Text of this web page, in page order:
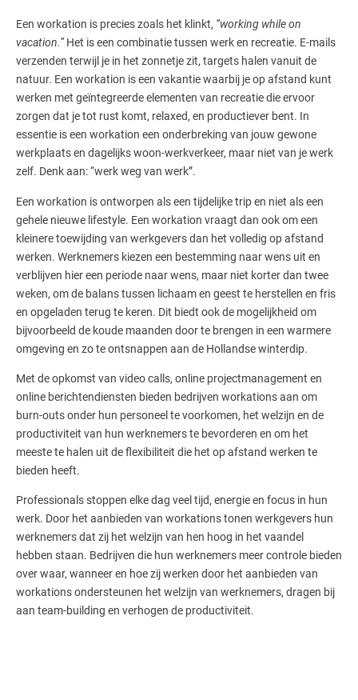
Een workation is precies zoals het klinkt, “working while on
vacation.”Het is een combinatie tussen werk en recreatie. E-mails
verzenden terwijl je in het zonnetje zit, targets halen vanuit de
natuur. Een workation is een vakantie waarbij je op afstand kunt
werken met geïntegreerde elementen van recreatie die ervoor
zorgen dat je tot rust komt, relaxed, en productiever bent. In
essentie is een workation een onderbreking van jouw gewone
werkplaats en dagelijks woon-werkverkeer, maar niet van je werk
zelf. Denk aan: “werk weg van werk”.
Een workation is ontworpen als een tijdelijke trip en niet als een
gehele nieuwe lifestyle. Een workation vraagt dan ook om een
kleinere toewijding van werkgevers dan het volledig op afstand
werken. Werknemers kiezen een bestemming naar wens uit en
verblijven hier een periode naar wens, maar niet korter dan twee
weken, om de balans tussen lichaam en geest te herstellen en fris
en opgeladen terug te keren. Dit biedt ook de mogelijkheid om
bijvoorbeeld de koude maanden door te brengen in een warmere
omgeving en zo te ontsnappen aan de Hollandse winterdip.
Met de opkomst van video calls, online projectmanagement en
online berichtendiensten bieden bedrijven workations aan om
burn-outs onder hun personeel te voorkomen, het welzijn en de
productiviteit van hun werknemers te bevorderen en om het
meeste te halen uit de flexibiliteit die het op afstand werken te
bieden heeft.
Professionals stoppen elke dag veel tijd, energie en focus in hun
werk. Door het aanbieden van workations tonen werkgevers hun
werknemers dat zij het welzijn van hen hoog in het vaandel
hebben staan. Bedrijven die hun werknemers meer controle bieden
over waar, wanneer en hoe zij werken door het aanbieden van
workations ondersteunen het welzijn van werknemers, dragen bij
aan team-building en verhogen de productiviteit.